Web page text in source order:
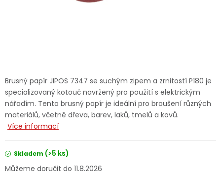
Fotovoltaika
Výprodej
Značky
Brusný papír JIPOS 7347 se suchým zipem a zrnitostí P180 je
specializovaný kotouč navržený pro použití s elektrickým
nářadím. Tento brusný papír je ideální pro broušení různých
materiálů, včetně dřeva, barev, laků, tmelů a kovů.
Více informací
Skladem (>5 ks)
11.8.2026